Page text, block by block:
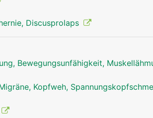
Discusprolaps
Bewegungsunfähigkeit,
Kopfweh,